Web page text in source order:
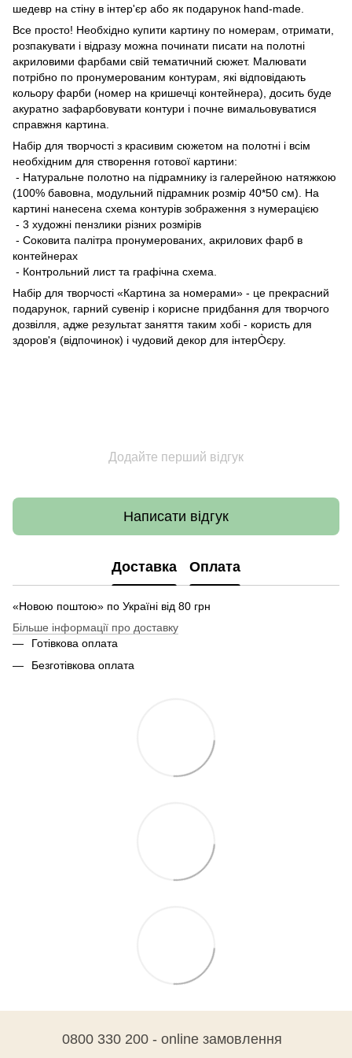
шедевр на стіну в інтер'єр або як подарунок hand-made.
Все просто! Необхідно купити картину по номерам, отримати,
розпакувати і відразу можна починати писати на полотні
акриловими фарбами свій тематичний сюжет. Малювати
потрібно по пронумерованим контурам, які відповідають
кольору фарби (номер на кришечці контейнера), досить буде
акуратно зафарбовувати контури і почне вимальовуватися
справжня картина.
Набір для творчості з красивим сюжетом на полотні і всім
необхідним для створення готової картини:
- Натуральне полотно на підрамнику із галерейною натяжкою
(100% бавовна, модульний підрамник розмір 40*50 см). На
картині нанесена схема контурів зображення з нумерацією
- 3 художні пензлики різних розмірів
- Соковита палітра пронумерованих, акрилових фарб в
контейнерах
- Контрольний лист та графічна схема.
Набір для творчості «Картина за номерами» - це прекрасний
подарунок, гарний сувенір і корисне придбання для творчого
дозвілля, адже результат заняття таким хобі - користь для
здоров'я (відпочинок) і чудовий декор для інтерÒєру.
Додайте перший відгук
Написати відгук
Доставка Оплата
«Новою поштою» по Україні від 80 грн
Більше інформації про доставку
Готівкова оплата
Безготівкова оплата
0800 330 200 - online замовлення